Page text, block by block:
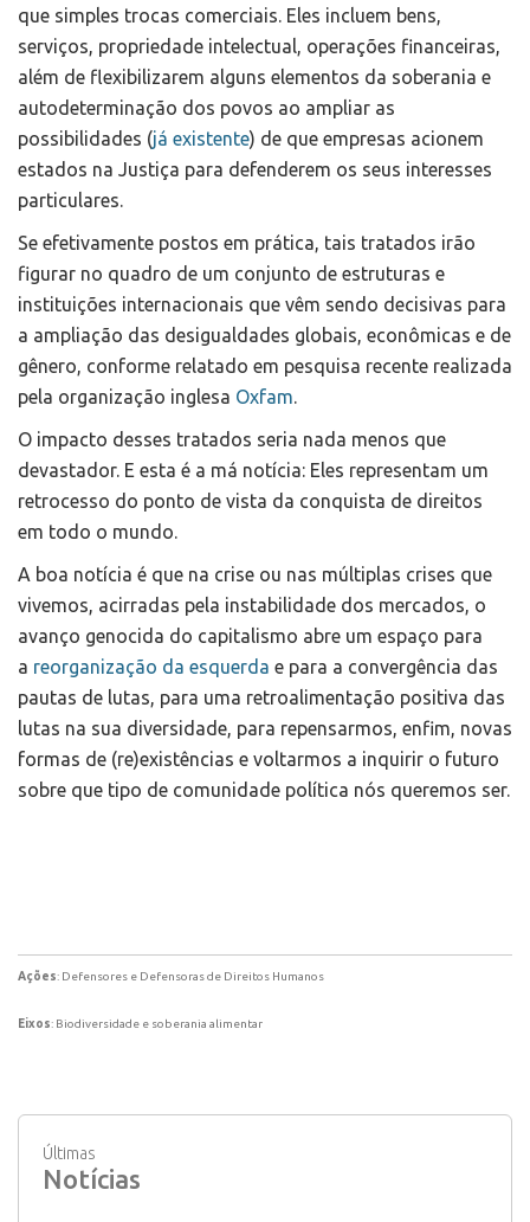
que simples trocas comerciais. Eles incluem bens,
serviços, propriedade intelectual, operações financeiras,
além de flexibilizarem alguns elementos da soberania e
autodeterminação dos povos ao ampliar as
possibilidades (já existente) de que empresas acionem
estados na Justiça para defenderem os seus interesses
particulares.
Se efetivamente postos em prática, tais tratados irão
figurar no quadro de um conjunto de estruturas e
instituições internacionais que vêm sendo decisivas para
a ampliação das desigualdades globais, econômicas e de
gênero, conforme relatado em pesquisa recente realizada
pela organização inglesa Oxfam.
O impacto desses tratados seria nada menos que
devastador. E esta é a má notícia: Eles representam um
retrocesso do ponto de vista da conquista de direitos
em todo o mundo.
A boa notícia é que na crise ou nas múltiplas crises que
vivemos, acirradas pela instabilidade dos mercados, o
avanço genocida do capitalismo abre um espaço para
a reorganização da esquerda e para a convergência das
pautas de lutas, para uma retroalimentação positiva das
lutas na sua diversidade, para repensarmos, enfim, novas
formas de (re)existências e voltarmos a inquirir o futuro
sobre que tipo de comunidade política nós queremos ser.
Ações: Defensores e Defensoras de Direitos Humanos
Eixos: Biodiversidade e soberania alimentar
Últimas
Notícias